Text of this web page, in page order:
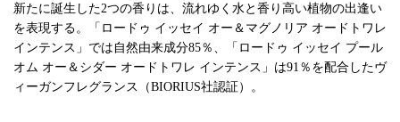
新たに誕生した2つの香りは、流れゆく水と香り高い植物の出逢い
を表現する。「ロードゥ イッセイ オー＆マグノリア オードトワレ
インテンス」では自然由来成分85％、「ロードゥ イッセイ プール
オム オー＆シダー オードトワレ インテンス」は91％を配合したヴ
ィーガンフレグランス（BIORIUS社認証）。